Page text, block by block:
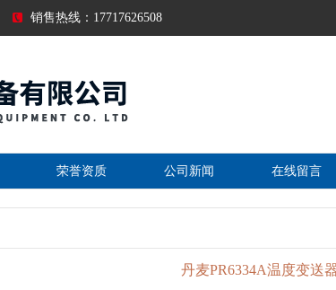
销售热线：17717626508
荣誉资质 公司新闻 在线留言
丹麦PR6334A温度变送